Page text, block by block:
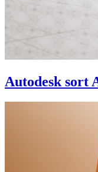
Autodesk sort